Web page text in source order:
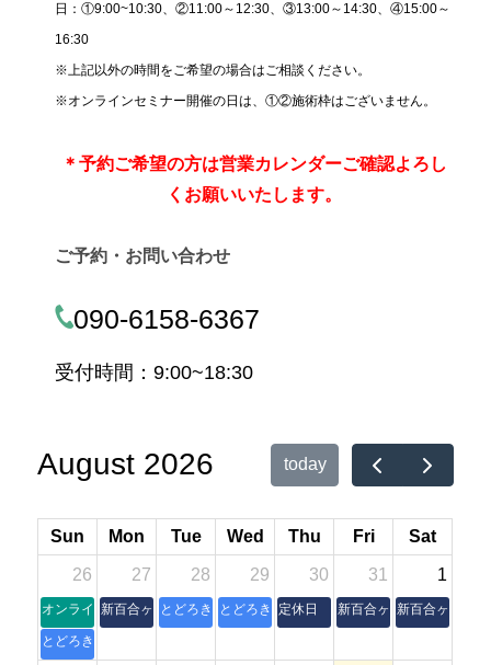
日：①9:00~10:30、②11:00～12:30、③13:00～14:30、④15:00～
16:30
※上記以外の時間をご希望の場合はご相談ください。
※オンラインセミナー開催の日は、①②施術枠はございません。
＊ 予約ご希望の方は営業カレンダーご確認よろし
くお願いいたします。
ご予約・お問い合わせ
090-6158-6367
受付時間：9:00~18:30
August 2026 today
Sun Mon Tue Wed Thu Fri Sat
26
オンライン朝活操体法セミナー
とどろき縁側
27
新百合ヶ丘本室
28
とどろき縁側
29
とどろき縁側
30
定休日
31
新百合ヶ丘本室
1
新百合ヶ丘本室